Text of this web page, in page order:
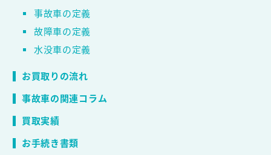
事故車の定義
故障車の定義
水没車の定義
お買取りの流れ
事故車の関連コラム
買取実績
お手続き書類